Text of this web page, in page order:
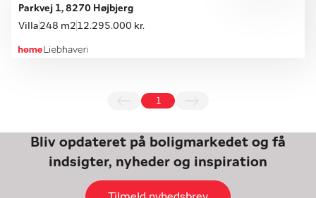
Parkvej 1, 8270 Højbjerg
Villa 248 m2 12.295.000 kr.
Bliv opdateret på boligmarkedet og få
indsigter, nyheder og inspiration